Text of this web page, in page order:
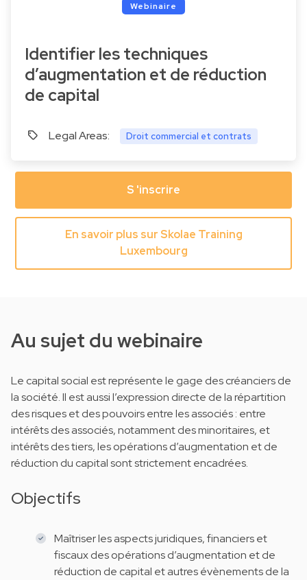
Identifier les techniques
d’augmentation et de réduction
de capital
Legal Areas: Droit commercial et contrats
Webinaire
S 'inscrire
En savoir plus sur Skolae Training
Luxembourg
Au sujet du webinaire
Le capital social est représente le gage des créanciers de
la société. Il est aussi l’expression directe de la répartition
des risques et des pouvoirs entre les associés : entre
intérêts des associés, notamment des minoritaires, et
intérêts des tiers, les opérations d’augmentation et de
réduction du capital sont strictement encadrées.
Objectifs
Maîtriser les aspects juridiques, financiers et
fiscaux des opérations d’augmentation et de
réduction de capital et autres évènements de la